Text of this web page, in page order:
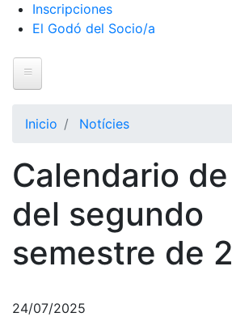
Inscripciones
El Godó del Socio/a
Historia
Nuestra
historia
Presidentes
Organización
Inicio Notícies
Calendario
del segundo
semestre de
24/07/2025